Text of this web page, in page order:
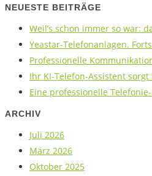
NEUESTE BEITRÄGE
Weil’s schon immer so war:
Yeastar-Telefonanlagen.
Professionelle
Ihr KI-Telefon-Assistent
Eine professionelle
ARCHIV
Juli 2026
März 2026
Oktober 2025